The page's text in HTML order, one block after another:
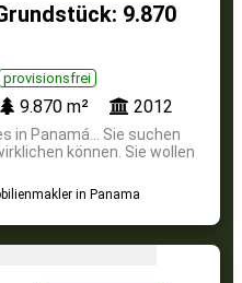
9.870
provisionsfrei
9.870 m² 2012
in Panamá... Sie suchen
können. Sie wollen